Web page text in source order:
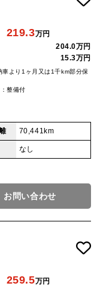
219.3万円
204.0万円
15.3万円
車より1ヶ月又は1千km部分保
整備付
70,441km
なし
お問い合わせ
259.5万円